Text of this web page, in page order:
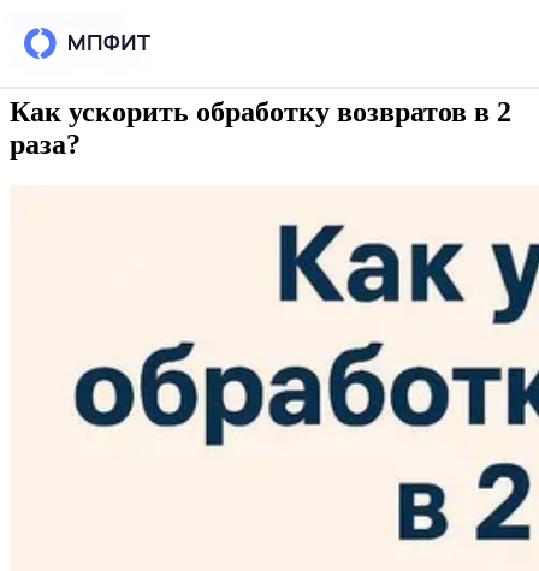
Возможности
Кейсы
28 августа 2025 г.
Как ускорить обработку возвратов в 2
раза?